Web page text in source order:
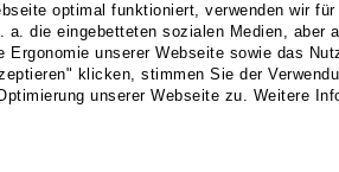
optimal funktioniert, verwenden wir
a. die eingebetteten sozialen Medien, aber
Ergonomie unserer Webseite sowie das
klicken, stimmen Sie der
unserer Webseite zu. Weitere